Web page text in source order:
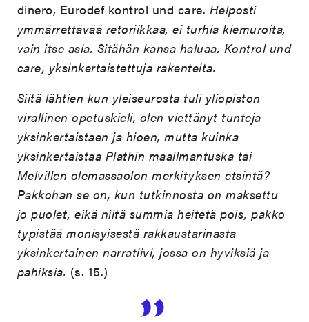
dinero, Eurodef kontrol und care. Helposti
ymmärrettävää retoriikkaa, ei turhia kiemuroita,
vain itse asia. Sitähän kansa haluaa. Kontrol und
care, yksinkertaistettuja rakenteita.
Siitä lähtien kun yleiseurosta tuli yliopiston
virallinen opetuskieli, olen viettänyt tunteja
yksinkertaistaen ja hioen, mutta kuinka
yksinkertaistaa Plathin maailmantuska tai
Melvillen olemassaolon merkityksen etsintä?
Pakkohan se on, kun tutkinnosta on maksettu
jo puolet, eikä niitä summia heitetä pois, pakko
typistää monisyisestä rakkaustarinasta
yksinkertainen narratiivi, jossa on hyviksiä ja
pahiksia. (s. 15.)